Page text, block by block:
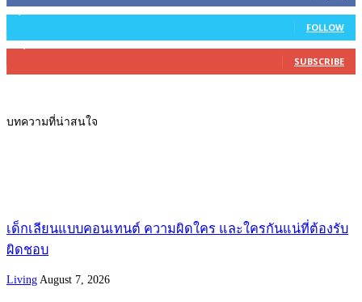
2,754 Followers
FOLLOW
27,500 Subscribers
SUBSCRIBE
บทความที่น่าสนใจ
เด็กเลียนแบบคอนเทนต์ ความผิดใคร และใครกันแน่ที่ต้องรับ
ผิดชอบ
Living August 7, 2026